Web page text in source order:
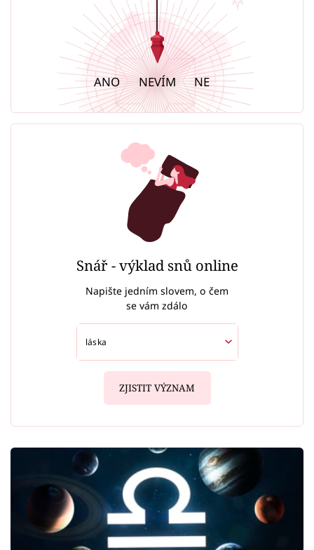
ANO NEVÍM NE
Snář - výklad snů online
Napište jedním slovem, o čem
se vám zdálo
ZJISTIT VÝZNAM